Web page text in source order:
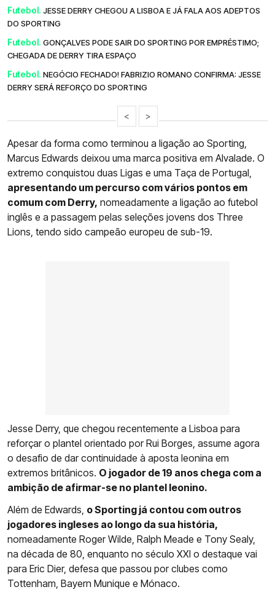
Futebol. JESSE DERRY CHEGOU A LISBOA E JÁ FALA AOS ADEPTOS
DO SPORTING
Futebol. GONÇALVES PODE SAIR DO SPORTING POR EMPRÉSTIMO;
CHEGADA DE DERRY TIRA ESPAÇO
Futebol. NEGÓCIO FECHADO! FABRIZIO ROMANO CONFIRMA: JESSE
DERRY SERÁ REFORÇO DO SPORTING
< >
Apesar da forma como terminou a ligação ao Sporting,
Marcus Edwards deixou uma marca positiva em Alvalade. O
extremo conquistou duas Ligas e uma Taça de Portugal,
apresentando um percurso com vários pontos em
comum com Derry, nomeadamente a ligação ao futebol
inglês e a passagem pelas seleções jovens dos Three
Lions, tendo sido campeão europeu de sub-19.
Jesse Derry, que chegou recentemente a Lisboa para
reforçar o plantel orientado por Rui Borges, assume agora
o desafio de dar continuidade à aposta leonina em
extremos britânicos. O jogador de 19 anos chega com a
ambição de afirmar-se no plantel leonino.
Além de Edwards, o Sporting já contou com outros
jogadores ingleses ao longo da sua história,
nomeadamente Roger Wilde, Ralph Meade e Tony Sealy,
na década de 80, enquanto no século XXI o destaque vai
para Eric Dier, defesa que passou por clubes como
Tottenham, Bayern Munique e Mónaco.